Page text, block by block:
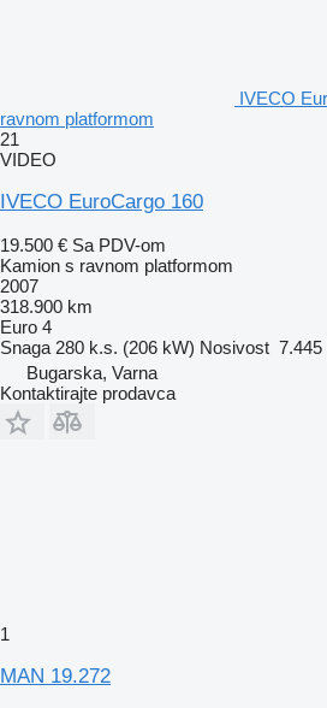
IVECO
ravnom platformom
21
VIDEO
IVECO EuroCargo 160
19.500 € Sa PDV-om
Kamion s ravnom platformom
2007
318.900 km
Euro 4
Snaga 280 k.s. (206 kW) Nosivost 7.445
Bugarska, Varna
Kontaktirajte prodavca
1
MAN 19.272